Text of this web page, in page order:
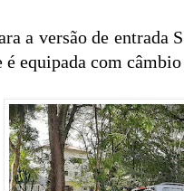
a versão de entrada
equipada com